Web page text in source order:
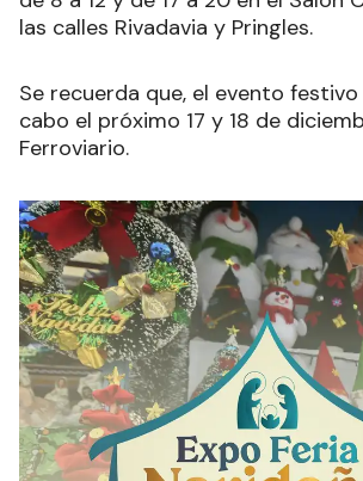
las calles Rivadavia y Pringles.
Se recuerda que, el evento festivo
cabo el próximo 17 y 18 de
Ferroviario.